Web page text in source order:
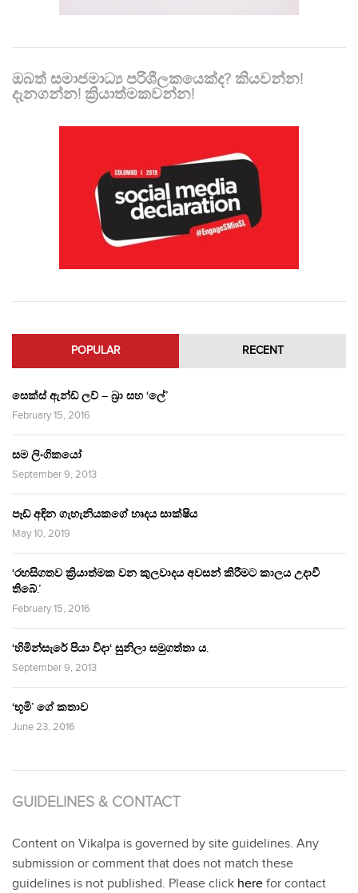
ඔබත් සමාජමාධ්‍ය පරිශීලකයෙක්ද? කියවන්න!
දැනගන්න! ක්‍රියාත්මකවන්න!
POPULAR RECENT
සෙක්ස් ඇන්ඩ් ලව් – බ්‍රා සහ ‘ලේ’
February 15, 2016
සම ලිංගිකයෝ
September 9, 2013
පෑඩ් අඳින ගැහැනියකගේ හෘදය සාක්ෂිය
May 10, 2019
‘රහසිගතව ක්‍රියාත්මක වන කුලවාදය අවසන් කිරීමට කාලය උදාවී
තිබේ.’
February 15, 2016
‘හිමින්සැරේ පියා විදා‘ සුනිලා සමුගත්තා ය.
September 9, 2013
‘භූමි’ ගේ කතාව
June 23, 2016
GUIDELINES & CONTACT
Content on Vikalpa is governed by site guidelines. Any
submission or comment that does not match these
guidelines is not published. Please click here for contact